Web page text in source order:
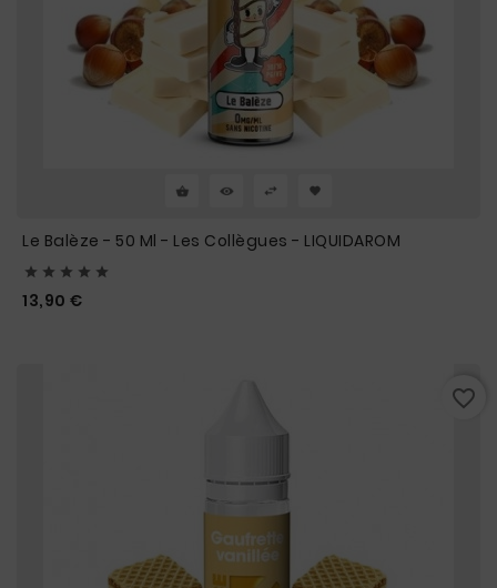
Le Balèze - 50 Ml - Les Collègues - LIQUIDAROM
    
13,90 €
favorite_border